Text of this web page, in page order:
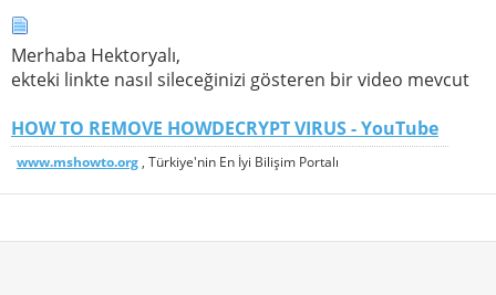
Merhaba Hektoryalı,
ekteki linkte nasıl sileceğinizi gösteren bir video mevcut
HOW TO REMOVE HOWDECRYPT VIRUS - YouTube
www.mshowto.org , Türkiye'nin En İyi Bilişim Portalı